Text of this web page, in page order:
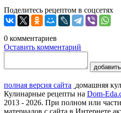
Поделитесь рецептом в соцсетях
0 комментариев
Оставить комментарий
добавить
полная версия сайта домашняя
Кулинарные рецепты на Dom-
2013 - 2026. При полном или